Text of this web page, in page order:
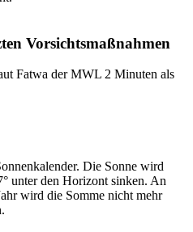
Vorsichtsmaßnahmen
Fatwa der MWL 2 Minuten als
Die Sonne wird
unter den Horizont sinken. An
wird die Somme nicht mehr